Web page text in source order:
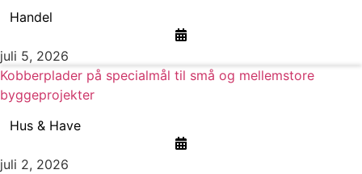
Handel
juli 5, 2026
Kobberplader på specialmål til små og mellemstore
byggeprojekter
Hus & Have
juli 2, 2026